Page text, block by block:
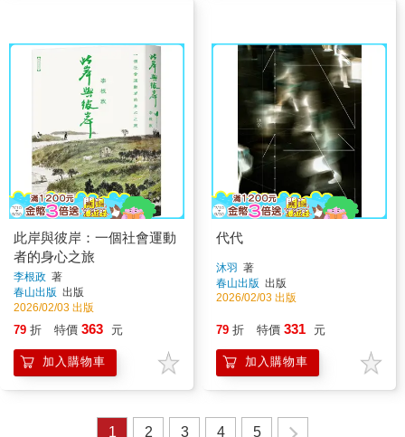
此岸與彼岸：一個社會運動
者的身心之旅
李根政 著
春山出版 出版
2026/02/03 出版
79 折 特價 363 元
加入購物車
代代
沐羽 著
春山出版 出版
2026/02/03 出版
79 折 特價 331 元
加入購物車
1 2 3 4 5